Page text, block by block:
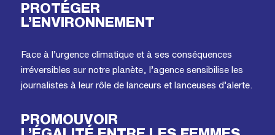
PROTÉGER
L’ENVIRONNEMENT
Face à l’urgence climatique et à ses conséquences
irréversibles sur notre planète, l’agence sensibilise les
journalistes à leur rôle de lanceurs et lanceuses d’alerte.
PROMOUVOIR